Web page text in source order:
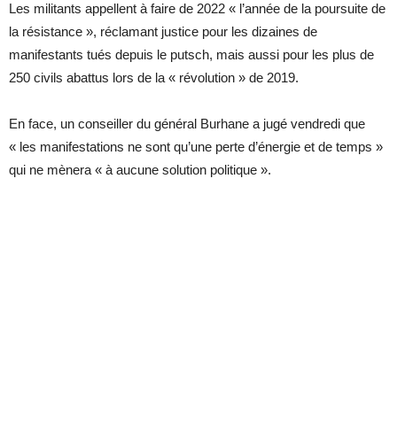
Les militants appellent à faire de 2022 « l’année de la poursuite de
la résistance », réclamant justice pour les dizaines de
manifestants tués depuis le putsch, mais aussi pour les plus de
250 civils abattus lors de la « révolution » de 2019.
En face, un conseiller du général Burhane a jugé vendredi que
« les manifestations ne sont qu’une perte d’énergie et de temps »
qui ne mènera « à aucune solution politique ».